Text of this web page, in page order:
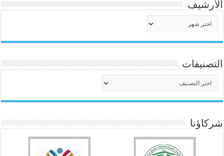
الأرشيف
التصنيفات
شركاؤنا